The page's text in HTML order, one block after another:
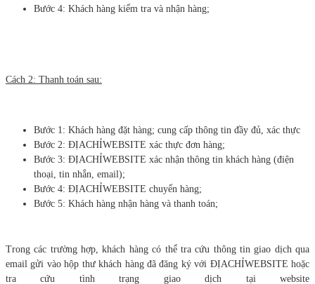
Bước 4: Khách hàng kiểm tra và nhận hàng;
Cách 2: Thanh toán sau:
Bước 1: Khách hàng đặt hàng; cung cấp thông tin đầy đủ, xác thực
Bước 2: ĐỊACHỈWEBSITE xác thực đơn hàng;
Bước 3: ĐỊACHỈWEBSITE xác nhận thông tin khách hàng (điện
thoại, tin nhắn, email);
Bước 4: ĐỊACHỈWEBSITE chuyển hàng;
Bước 5: Khách hàng nhận hàng và thanh toán;
Trong các trường hợp, khách hàng có thể tra cứu thông tin giao dịch qua
email gửi vào hộp thư khách hàng đã đăng ký với ĐỊACHỈWEBSITE hoặc
tra cứu tình trạng giao dịch tại website